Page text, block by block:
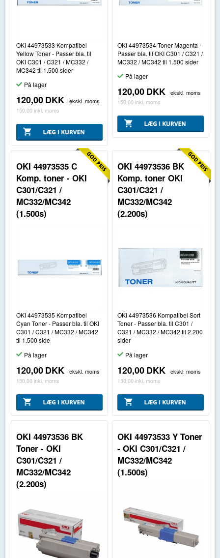
OKI 44973533 Kompatibel
Yellow Toner - Passer bla. til
OKI C301 / C321 / MC332 /
MC342 til 1.500 sider
På lager
120,00DKK
ekskl. moms
150,00 inkl. moms
OKI 44973534 Toner Magenta -
Passer bla. til OKI C301 / C321 /
MC332 / MC342 til 1.500 sider
På lager
120,00DKK
ekskl. moms
150,00 inkl. moms
OKI 44973535 C
Komp. toner - OKI
C301/C321 /
MC332/MC342
(1.500s)
OKI 44973535 Kompatibel
Cyan Toner - Passer bla. til OKI
C301 / C321 / MC332 / MC342
til 1.500 side
På lager
120,00DKK
ekskl. moms
150,00 inkl. moms
OKI 44973536 BK
Komp. toner OKI
C301/C321 /
MC332/MC342
(2.200s)
OKI 44973536 Kompatibel Sort
Toner - Passer bla. til C301 /
C321 / MC332 / MC342 til 2.200
sider
På lager
120,00DKK
ekskl. moms
150,00 inkl. moms
OKI 44973536 BK
Toner - OKI
C301/C321 /
MC332/MC342
(2.200s)
OKI 44973533 Y Toner
- OKI C301/C321 /
MC332/MC342
(1.500s)